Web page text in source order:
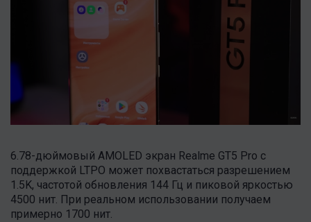
6.78-дюймовый AMOLED экран Realme GT5 Pro с
поддержкой LTPO может похвастаться разрешением
1.5K, частотой обновления 144 Гц и пиковой яркостью
4500 нит. При реальном использовании получаем
примерно 1700 нит.